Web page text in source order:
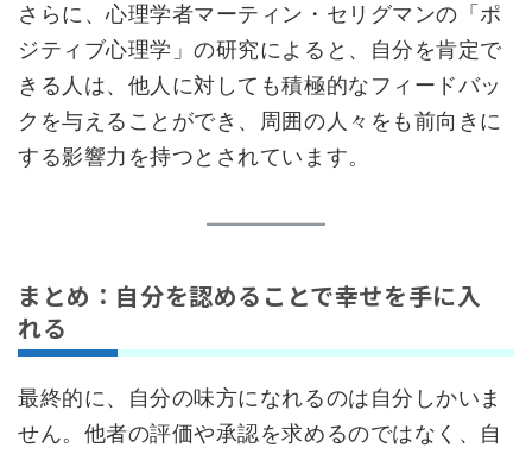
さらに、心理学者マーティン・セリグマンの「ポ
ジティブ心理学」の研究によると、自分を肯定で
きる人は、他人に対しても積極的なフィードバッ
クを与えることができ、周囲の人々をも前向きに
する影響力を持つとされています。
まとめ：自分を認めることで幸せを手に入
れる
最終的に、自分の味方になれるのは自分しかいま
せん。他者の評価や承認を求めるのではなく、自